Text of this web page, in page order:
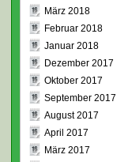
März 2018
Februar 2018
Januar 2018
Dezember 2017
Oktober 2017
September 2017
August 2017
April 2017
März 2017